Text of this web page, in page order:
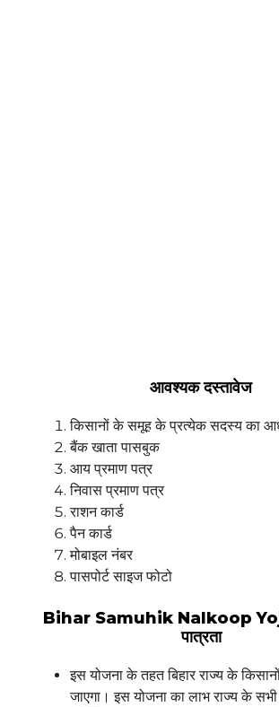
आवश्यक दस्तावेज
किसानों के समूह के प्रत्येक सदस्य का
बैंक खाता पासबुक
आय प्रमाण पत्र
निवास प्रमाण पत्र
राशन कार्ड
पैन कार्ड
मोबाइल नंबर
पासपोर्ट साइज फोटो
Bihar Samuhik Nalkoop
पात्रता
इस योजना के तहत बिहार राज्य के
जाएगा। इस योजना का लाभ राज्य के